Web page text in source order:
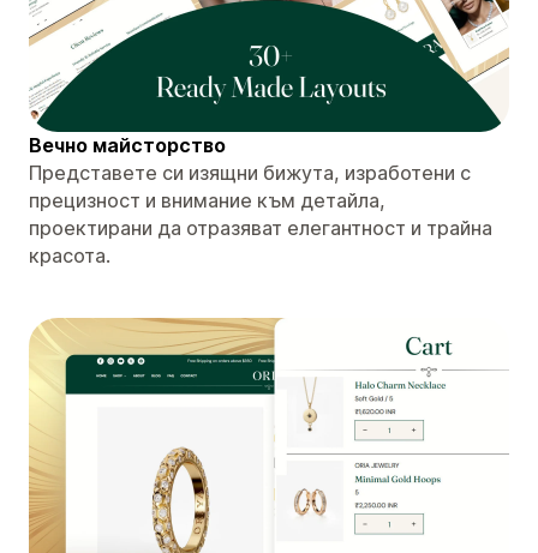
Вечно майсторство
Представете си изящни бижута, изработени с
прецизност и внимание към детайла,
проектирани да отразяват елегантност и трайна
красота.